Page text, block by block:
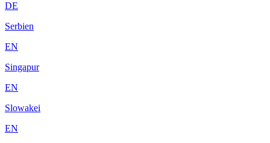
DE
Serbien
EN
Singapur
EN
Slowakei
EN